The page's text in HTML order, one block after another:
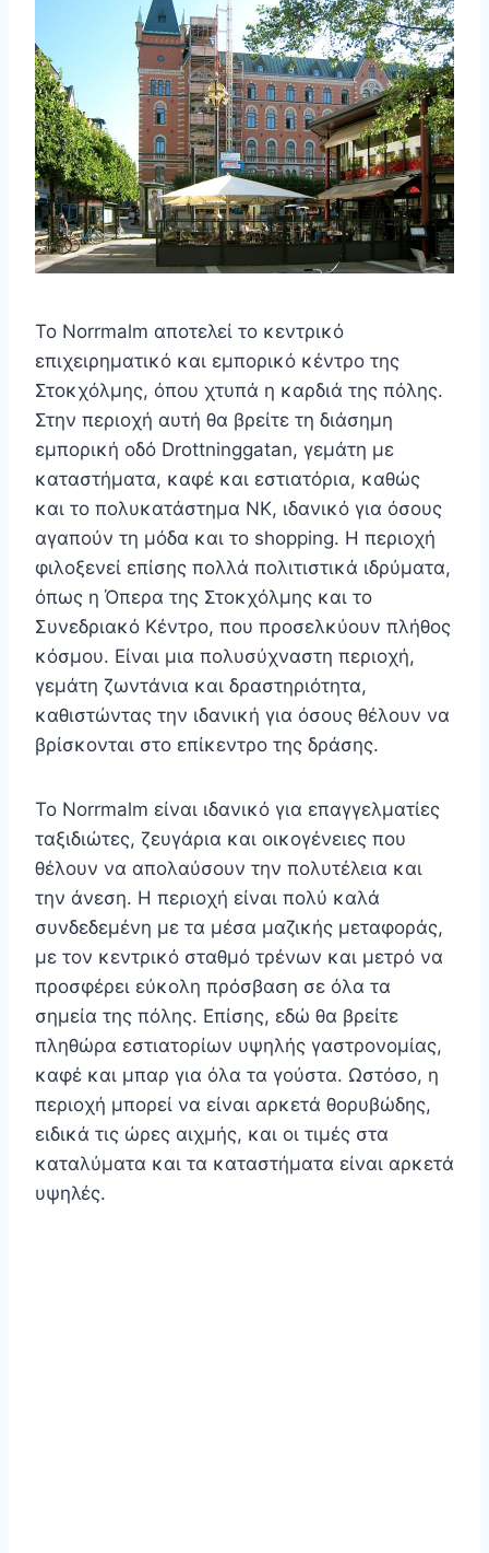
Το Norrmalm αποτελεί το κεντρικό
επιχειρηματικό και εμπορικό κέντρο της
Στοκχόλμης, όπου χτυπά η καρδιά της πόλης.
Στην περιοχή αυτή θα βρείτε τη διάσημη
εμπορική οδό Drottninggatan, γεμάτη με
καταστήματα, καφέ και εστιατόρια, καθώς
και το πολυκατάστημα NK, ιδανικό για όσους
αγαπούν τη μόδα και το shopping. Η περιοχή
φιλοξενεί επίσης πολλά πολιτιστικά ιδρύματα,
όπως η Όπερα της Στοκχόλμης και το
Συνεδριακό Κέντρο, που προσελκύουν πλήθος
κόσμου. Είναι μια πολυσύχναστη περιοχή,
γεμάτη ζωντάνια και δραστηριότητα,
καθιστώντας την ιδανική για όσους θέλουν να
βρίσκονται στο επίκεντρο της δράσης.
Το Norrmalm είναι ιδανικό για επαγγελματίες
ταξιδιώτες, ζευγάρια και οικογένειες που
θέλουν να απολαύσουν την πολυτέλεια και
την άνεση. Η περιοχή είναι πολύ καλά
συνδεδεμένη με τα μέσα μαζικής μεταφοράς,
με τον κεντρικό σταθμό τρένων και μετρό να
προσφέρει εύκολη πρόσβαση σε όλα τα
σημεία της πόλης. Επίσης, εδώ θα βρείτε
πληθώρα εστιατορίων υψηλής γαστρονομίας,
καφέ και μπαρ για όλα τα γούστα. Ωστόσο, η
περιοχή μπορεί να είναι αρκετά θορυβώδης,
ειδικά τις ώρες αιχμής, και οι τιμές στα
καταλύματα και τα καταστήματα είναι αρκετά
υψηλές.